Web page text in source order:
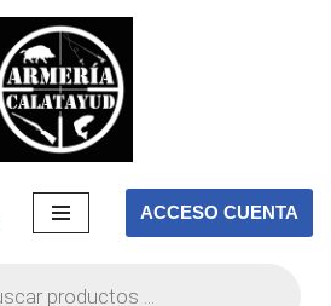
ACCESO CUENTA